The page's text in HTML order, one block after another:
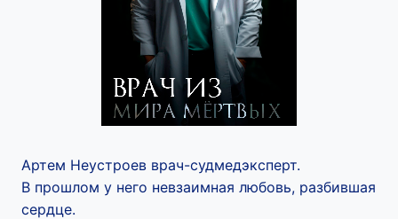
Артем Неустроев врач-судмедэксперт.
В прошлом у него невзаимная любовь, разбившая
сердце.